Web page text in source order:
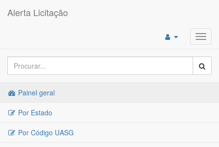
Alerta Licitação
Painel geral
Por Estado
Por Código UASG